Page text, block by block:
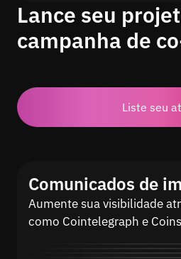
Lance seu
campanha de
Liste seu
Comunicados de
Aumente sua visibilidade
como Cointelegraph e